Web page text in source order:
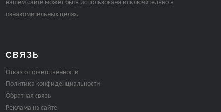
нашем сайте может быть использована исключительно в
ознакомительных целях.
СВЯЗЬ
Отказ от ответственности
Политика конфиденциальности
Обратная связь
Реклама на сайте